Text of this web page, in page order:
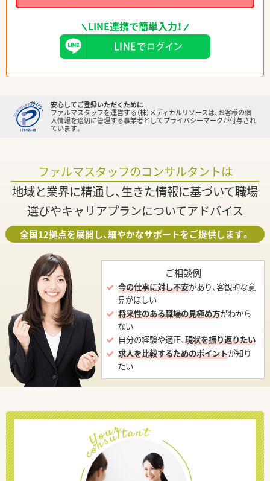
LINE連携で簡単入力！
安心してご登録いただくために
ファルマスタッフを運営する（株）メディカルリソースは、お客様の個
人情報を適切に管理する事業者としてプライバシーマークが付与され
ています。
ファルマスタッフのコンサルタントは
地域と業界に精通し、生きた情報に基づいて職場
選びやキャリアプランについてアドバイス
全国12拠点を展開し、細やかなサポートをご提供します。
ご相談例
今の仕事に対し不安があり、客観的な意
見がほしい
将来性のある職場の見極め方がわから
ない
自分の経験や適正、現状を振り返りたい
求人を比較するためのポイントが知り
たい